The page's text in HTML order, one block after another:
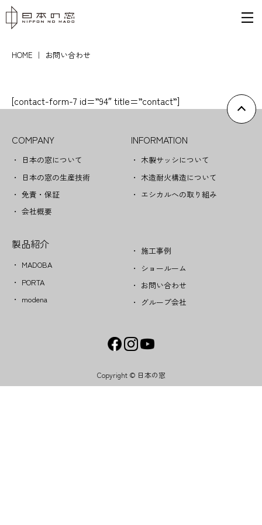
HOME ｜ お問い合わせ
[contact-form-7 id=”94″ title=”contact”]
COMPANY
日本の窓について
日本の窓の生産技術
免責・保証
会社概要
INFORMATION
木製サッシについて
木造耐火構造について
エシカルへの取り組み
製品紹介
MADOBA
PORTA
modena
施工事例
ショールーム
お問い合わせ
グループ会社
Copyright © 日本の窓